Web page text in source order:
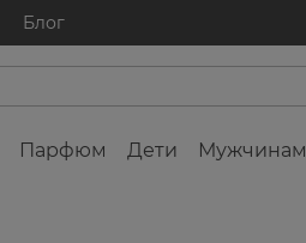
Блог
Парфюм Дети Мужчинам